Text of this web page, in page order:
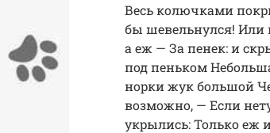
Весь колючками
бы шевельнулся! Или
а еж — За пенек: и
под пеньком
ноpки жук большой
возможно, — Если
укpылись: Только еж